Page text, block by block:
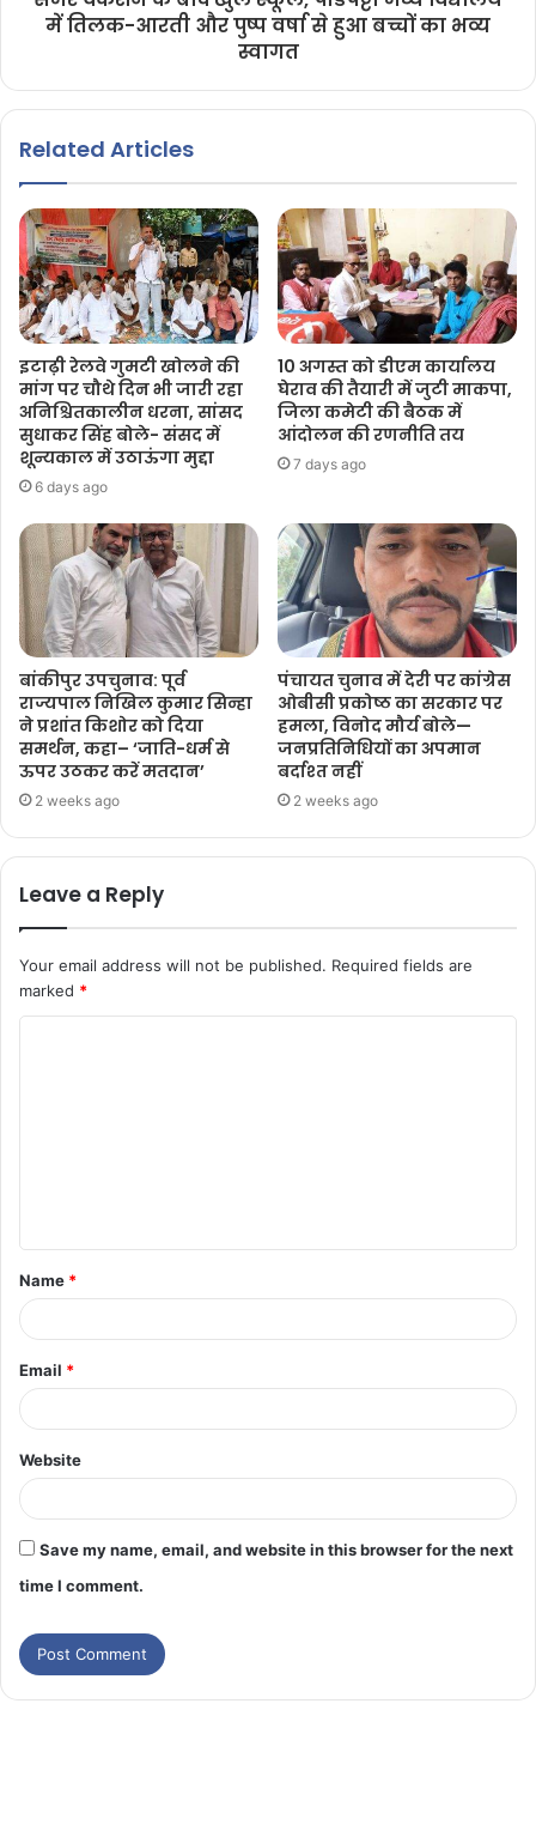
में तिलक-आरती और पुष्प वर्षा से हुआ बच्चों का भव्य
स्वागत
Related Articles
इटाढ़ी रेलवे गुमटी खोलने की
मांग पर चौथे दिन भी जारी रहा
अनिश्चितकालीन धरना, सांसद
सुधाकर सिंह बोले- संसद में
शून्यकाल में उठाऊंगा मुद्दा
6 days ago
10 अगस्त को डीएम कार्यालय
घेराव की तैयारी में जुटी माकपा,
जिला कमेटी की बैठक में
आंदोलन की रणनीति तय
7 days ago
बांकीपुर उपचुनाव: पूर्व
राज्यपाल निखिल कुमार सिन्हा
ने प्रशांत किशोर को दिया
समर्थन, कहा– ‘जाति-धर्म से
ऊपर उठकर करें मतदान’
2 weeks ago
पंचायत चुनाव में देरी पर कांग्रेस
ओबीसी प्रकोष्ठ का सरकार पर
हमला, विनोद मौर्य बोले—
जनप्रतिनिधियों का अपमान
बर्दाश्त नहीं
2 weeks ago
Leave a Reply
Your email address will not be published. Required fields are
marked *
Name *
Email *
Website
Save my name, email, and website in this browser for the next
time I comment.